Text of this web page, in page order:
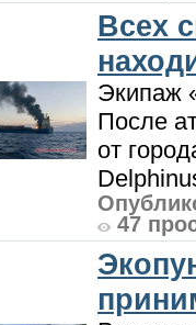
Всех
Экипаж
После
от
47